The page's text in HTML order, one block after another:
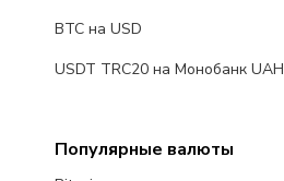
BTC на USD
USDT TRC20 на Монобанк UAH
Популярные валюты